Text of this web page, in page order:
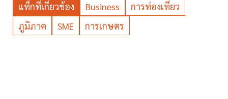
แท็กที่เกี่ยวข้อง Business
การท่องเที่ยว
ภูมิภาค
SME การเกษตร